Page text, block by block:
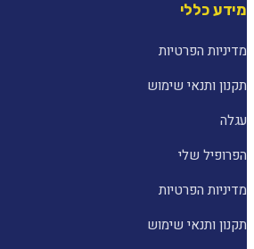
מידע כללי
מדיניות הפרטיות
תקנון ותנאי שימוש
עגלה
הפרופיל שלי
מדיניות הפרטיות
תקנון ותנאי שימוש